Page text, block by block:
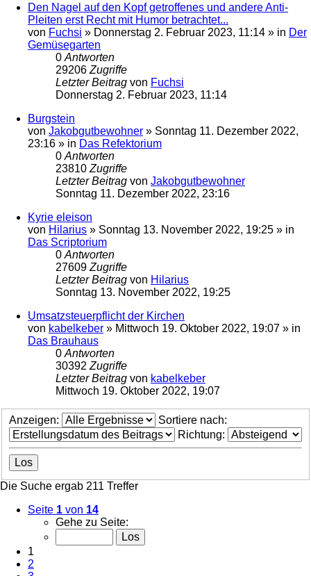
Den Nagel auf den Kopf getroffenes und andere Anti-
Pleiten erst Recht mit Humor betrachtet...
von Fuchsi » Donnerstag 2. Februar 2023, 11:14 » in Der
Gemüsegarten
0 Antworten
29206 Zugriffe
Letzter Beitrag von Fuchsi
Donnerstag 2. Februar 2023, 11:14
Burgstein
von Jakobgutbewohner » Sonntag 11. Dezember 2022,
23:16 » in Das Refektorium
0 Antworten
23810 Zugriffe
Letzter Beitrag von Jakobgutbewohner
Sonntag 11. Dezember 2022, 23:16
Kyrie eleison
von Hilarius » Sonntag 13. November 2022, 19:25 » in
Das Scriptorium
0 Antworten
27609 Zugriffe
Letzter Beitrag von Hilarius
Sonntag 13. November 2022, 19:25
Umsatzsteuerpflicht der Kirchen
von kabelkeber » Mittwoch 19. Oktober 2022, 19:07 » in
Das Brauhaus
0 Antworten
30392 Zugriffe
Letzter Beitrag von kabelkeber
Mittwoch 19. Oktober 2022, 19:07
Anzeigen:
Sortiere nach:
Richtung:
Die Suche ergab 211 Treffer
Seite 1 von 14
Gehe zu Seite:
1
2